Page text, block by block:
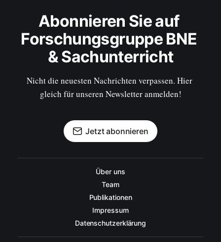
Abonnieren Sie auf
Forschungsgruppe BNE
& Sachunterricht
Nicht die neuesten Nachrichten verpassen. Hier
gleich für unseren Newsletter anmelden!
Jetzt abonnieren
Über uns
Team
Publikationen
Impressum
Datenschutzerklärung